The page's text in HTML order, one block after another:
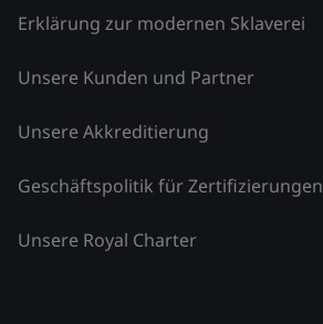
Erklärung zur modernen Sklaverei
Unsere Kunden und Partner
Unsere Akkreditierung
Geschäftspolitik für Zertifizierungen
Unsere Royal Charter